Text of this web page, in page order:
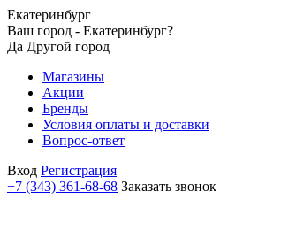
Екатеринбург
Ваш город - Екатеринбург?
Да Другой город
Магазины
Акции
Бренды
Условия оплаты и доставки
Вопрос-ответ
Вход Регистрация
+7 (343) 361-68-68 Заказать звонок